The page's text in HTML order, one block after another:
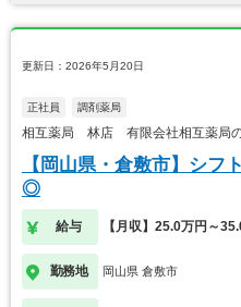
更新日：2026年5月20日
正社員 調剤薬局
相互薬局 林店 有限会社相互薬局
【岡山県・倉敷市】シフ
◎
給与 【月収】25.0万円～
勤務地 岡山県 倉敷市